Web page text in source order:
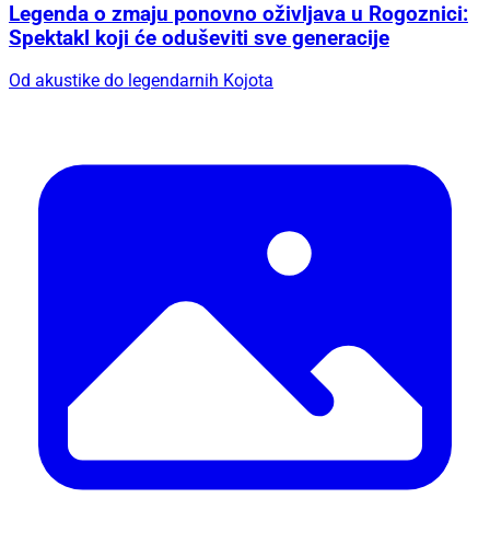
Legenda o zmaju ponovno oživljava u Rogoznici:
Spektakl koji će oduševiti sve generacije
Od akustike do legendarnih Kojota